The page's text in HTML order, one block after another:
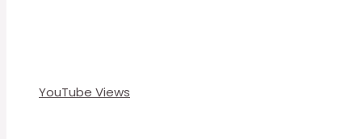
YouTube Views